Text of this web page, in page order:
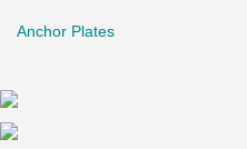
Anchor Plates